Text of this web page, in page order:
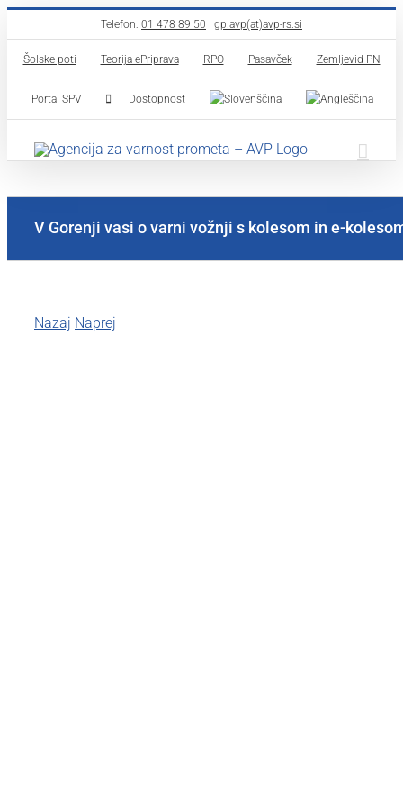
to
content
Telefon: 01 478 89 50 gp.avp(at)avp-rs.si
Šolske poti Teorija ePriprava RPO Pasavček Zemljevid PN
Portal SPV Dostopnost
V Gorenji vasi o varni vožnji s kolesom in e-
Nazaj Naprej